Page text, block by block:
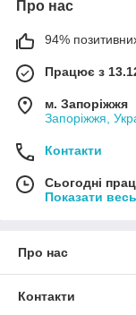
Про нас
94%
Працює з
м. Запоріжжя
Запоріжжя,
Контакти
Сьогодні
Показати
Про нас
Контакти